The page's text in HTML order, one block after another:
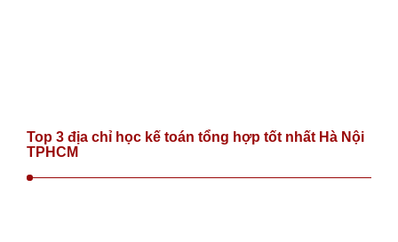
Top 3 địa chỉ học kế toán tổng hợp tốt nhất Hà Nội
TPHCM